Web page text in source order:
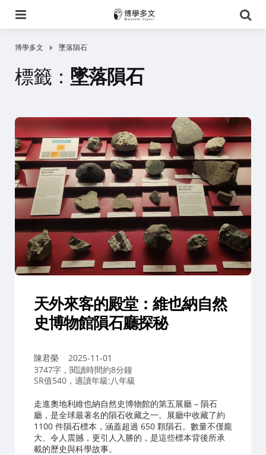
尋
博學多文 墜落隕石
標籤： 墜落隕石
天外來客的殿堂：維也納自然
史博物館隕石廳探秘
作
者：
陳君榮
2025-11-01
3747字，閱讀時間約8分鐘
SR值540，適讀年級:八年級
走進奧地利維也納自然史博物館的第五展廳 – 隕石
廳，是全球最著名的隕石收藏之一。展廳中收藏了約
1100 件隕石標本，涵蓋超過 650 顆隕石。數量不僅龐
大、令人震撼，更引人入勝的，是這些標本背後所承
載的歷史與科學故事。